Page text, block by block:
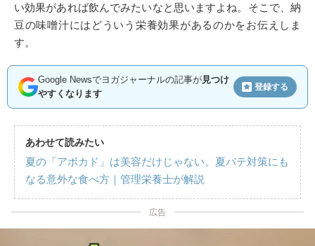
い効果があれば飲んでみたいなと思いますよね。そこで、納
豆の味噌汁にはどういう栄養効果があるのかをお伝えしま
す。
Google Newsでヨガジャーナルの記事が見つけ
やすくなります
登録する
あわせて読みたい
夏の「アボカド」は美容だけじゃない。夏バテ対策にも
なる意外な食べ方｜管理栄養士が解説
広告